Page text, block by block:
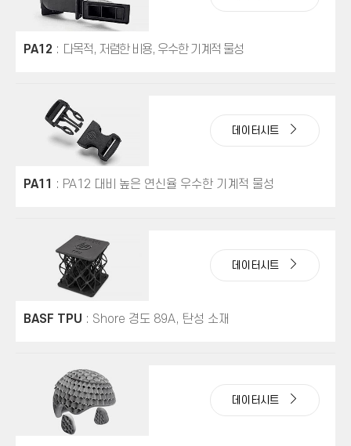
PA12 : 다목적, 저렴한 비용, 우수한 기계적 물성
데이터시트
PA11 : PA12 대비 높은 연신율 우수한 기계적 물성
데이터시트
BASF TPU : Shore 경도 89A, 탄성 소재
데이터시트